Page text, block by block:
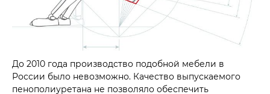
До 2010 года производство подобной мебели в
России было невозможно. Качество выпускаемого
пенополиуретана не позволяло обеспечить